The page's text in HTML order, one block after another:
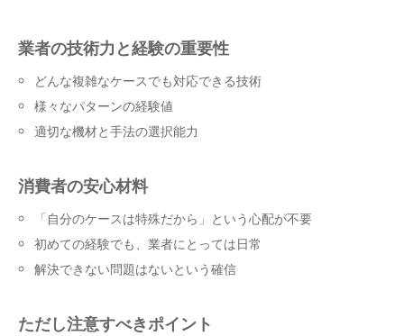
業者の技術力と経験の重要性
どんな複雑なケースでも対応できる技術
様々なパターンの経験値
適切な機材と手法の選択能力
消費者の安心材料
「自分のケースは特殊だから」という心配が不要
初めての経験でも、業者にとっては日常
解決できない問題はないという確信
ただし注意すべきポイント